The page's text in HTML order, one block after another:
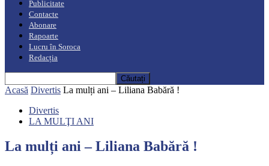
Publicitate
Contacte
Abonare
Rapoarte
Lucru în Soroca
Redacția
Acasă Divertis La mulți ani – Liliana Babără !
Divertis
LA MULŢI ANI
La mulți ani – Liliana Babără !